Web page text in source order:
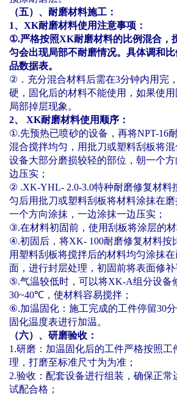
（五）、耐磨材料施工：
1、 XK耐磨材料使用注意事项：
①.严格按照XK耐磨材料的比例混合，
匀会出现局部不耐磨情况。具体调和
品数据表。
② ．充分混合材料后需在3分钟内用完
硬，固化后的材料不能使用，如果使
局部掉层现象。
2、 XK耐磨材料使用顺序：
①.先预热已喷砂的设备，再将NPT-16
混合搅拌均匀，用批刀或塑料刮板将
设备大部分磨损较轻的部位，朝一个
边压实；
② .XK-YHL- 2.0-3.0特种耐磨修复材料
匀后用批刀或塑料刮板将材料涂抹在
一个方向涂抹，一边涂抹一边压实；
③.在材料初固前，使用刮板将涂层的材
④.初固后，将XK- 100耐磨修复材料按
用塑料刮板将搅拌后的材料均匀涂抹
面，进行封层处理，初固前将表面修补
⑤.气温较低时，可以将XK-A组分设备
30~40℃ ，使材料容易搅拌；
⑥.加温固化：施工完成的工件停留30
固化温度表进行加温。
（六）、研磨验收：
1.研磨：加温固化后的工件严格按照工
理，打磨至标准尺寸为为准；
2.验收：配套设备进行组装，确保正常
试配合格；